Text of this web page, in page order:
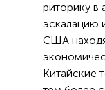
риторику в
эскалацию
США
Китайские